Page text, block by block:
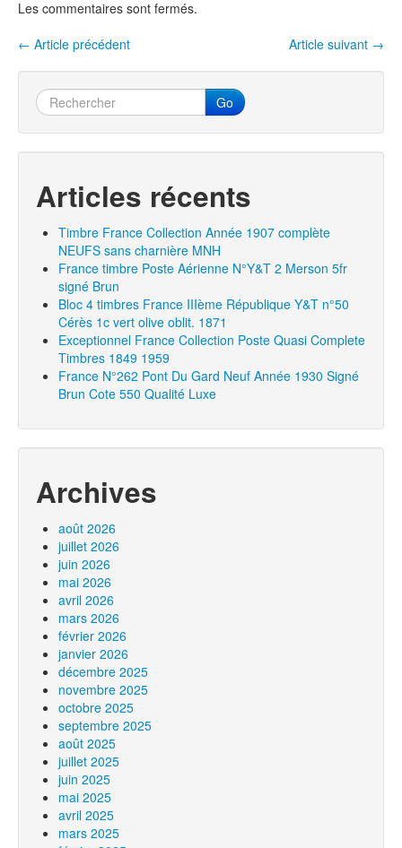
o
o
k
Les commentaires sont fermés.
Navigation entre les articles
Article suivant →
← Article précédent
Go
Articles récents
Timbre France Collection Année 1907 complète
NEUFS sans charnière MNH
France timbre Poste Aérienne N°Y&T 2 Merson 5fr
signé Brun
Bloc 4 timbres France IIIème République Y&T n°50
Cérès 1c vert olive oblit. 1871
Exceptionnel France Collection Poste Quasi Complete
Timbres 1849 1959
France N°262 Pont Du Gard Neuf Année 1930 Signé
Brun Cote 550 Qualité Luxe
Archives
août 2026
juillet 2026
juin 2026
mai 2026
avril 2026
mars 2026
février 2026
janvier 2026
décembre 2025
novembre 2025
octobre 2025
septembre 2025
août 2025
juillet 2025
juin 2025
mai 2025
avril 2025
mars 2025